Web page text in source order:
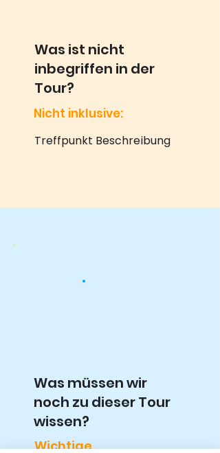
Was ist nicht
inbegriffen in der
Tour?
Nicht inklusive:
Treffpunkt Beschreibung
Was müssen wir
noch zu dieser Tour
wissen?
Wichtige